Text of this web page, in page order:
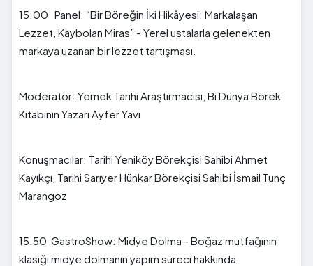
15.00 Panel: “Bir Böreğin İki Hikâyesi: Markalaşan
Lezzet, Kaybolan Miras” - Yerel ustalarla gelenekten
markaya uzanan bir lezzet tartışması.
Moderatör: Yemek Tarihi Araştırmacısı, Bi Dünya Börek
Kitabının Yazarı Ayfer Yavi
Konuşmacılar: Tarihi Yeniköy Börekçisi Sahibi Ahmet
Kayıkçı, Tarihi Sarıyer Hünkar Börekçisi Sahibi İsmail Tunç
Marangoz
15.50 GastroShow: Midye Dolma - Boğaz mutfağının
klasiği midye dolmanın yapım süreci hakkında